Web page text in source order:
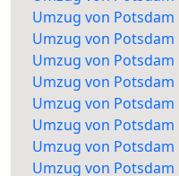
Umzug von
Umzug von
Umzug von Potsdam
Umzug von
Umzug von
Umzug von
Umzug von Potsdam
Umzug von Potsdam